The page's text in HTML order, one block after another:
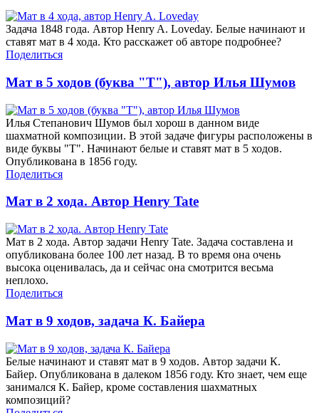
Задача 1848 года. Автор Henry A. Loveday. Белые начинают и
ставят мат в 4 хода. Кто расскажет об авторе подробнее?
Поделиться
Мат в 5 ходов (буква "Т"), автор Илья Шумов
Илья Степанович Шумов был хорош в данном виде
шахматной композиции. В этой задаче фигуры расположены в
виде буквы "Т". Начинают белые и ставят мат в 5 ходов.
Опубликована в 1856 году.
Поделиться
Мат в 2 хода. Автор Henry Tate
Мат в 2 хода. Автор задачи Henry Tate. Задача составлена и
опубликована более 100 лет назад. В то время она очень
высока оценивалась, да и сейчас она смотрится весьма
неплохо.
Поделиться
Мат в 9 ходов, задача К. Байера
Белые начинают и ставят мат в 9 ходов. Автор задачи К.
Байер. Опубликована в далеком 1856 году. Кто знает, чем еще
занимался К. Байер, кроме составления шахматных
композиций?